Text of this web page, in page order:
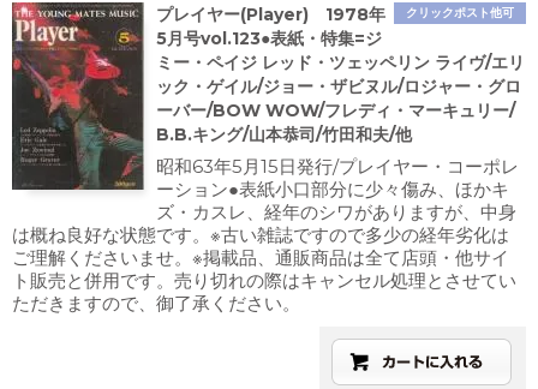
クリックポスト他可
プレイヤー(Player) 1978年
5月号vol.123●表紙・特集=ジ
ミー・ペイジ レッド・ツェッペリン ライヴ/エリ
ック・ゲイル/ジョー・ザビヌル/ロジャー・グロ
ーバー/BOW WOW/フレディ・マーキュリー/
B.B.キング/山本恭司/竹田和夫/他
昭和63年5月15日発行/プレイヤー・コーポレ
ーション●表紙小口部分に少々傷み、ほかキ
ズ・カスレ、経年のシワがありますが、中身
は概ね良好な状態です。※古い雑誌ですので多少の経年劣化は
ご理解くださいませ。※掲載品、通販商品は全て店頭・他サイ
ト販売と併用です。売り切れの際はキャンセル処理とさせてい
ただきますので、御了承ください。